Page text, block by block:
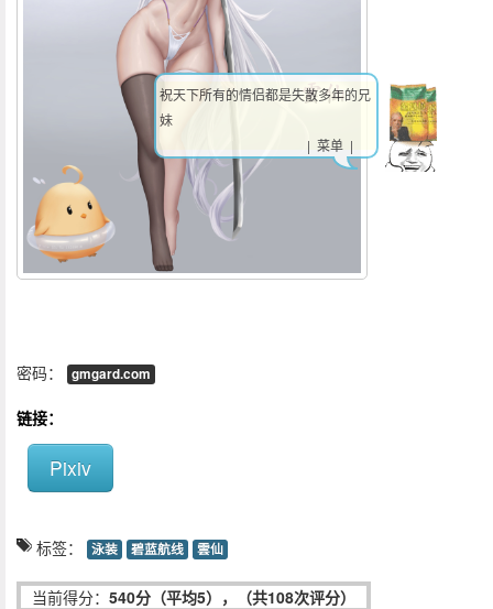
密码： gmgard.com
链接：
Pixiv
标签： 泳装 碧蓝航线 雲仙
当前得分： 540分（平均5），（共108次评分）
祝天下所有的情侣都是失散多年的兄
妹
| 菜单 |